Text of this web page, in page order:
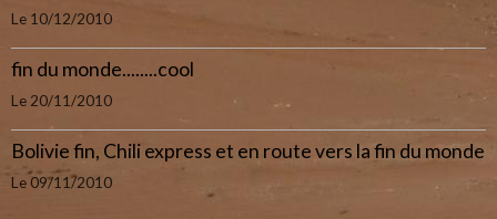
Le 10/12/2010
fin du monde........cool
Le 20/11/2010
Bolivie fin, Chili express et en route vers la fin du monde
Le 09/11/2010